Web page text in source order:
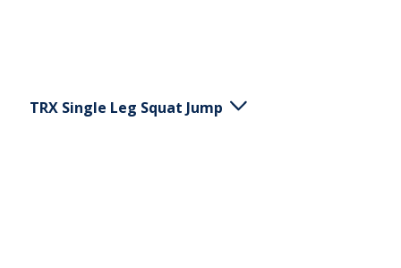
TRX Single Leg Squat Jump